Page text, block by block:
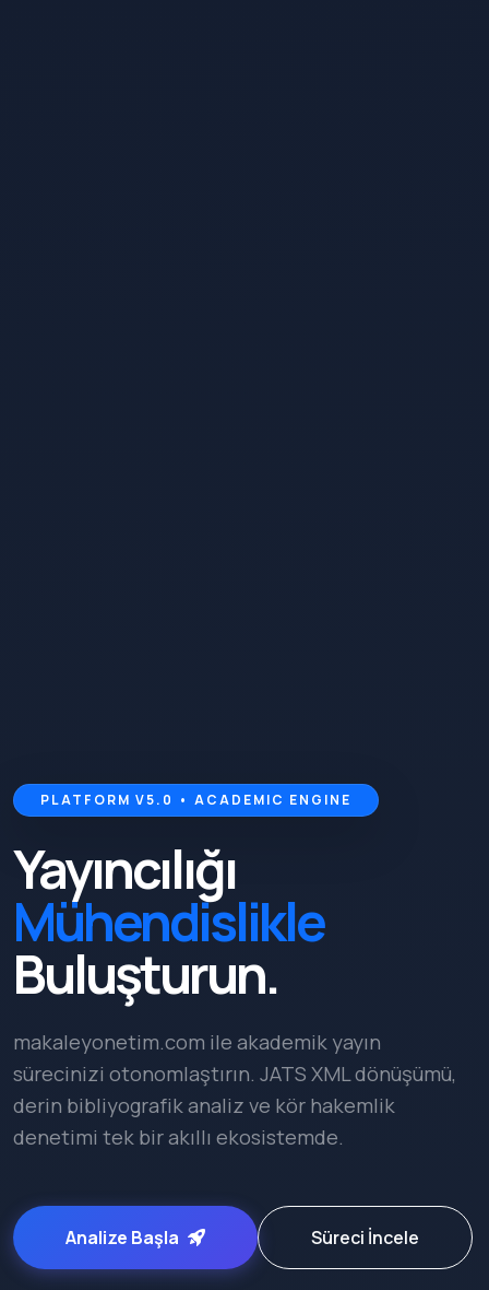
PLATFORM V5.0 • ACADEMIC ENGINE
Yayıncılığı
Mühendislikle
Buluşturun.
makaleyonetim.com ile akademik yayın
sürecinizi otonomlaştırın. JATS XML dönüşümü,
derin bibliyografik analiz ve kör hakemlik
denetimi tek bir akıllı ekosistemde.
Analize Başla Süreci İncele